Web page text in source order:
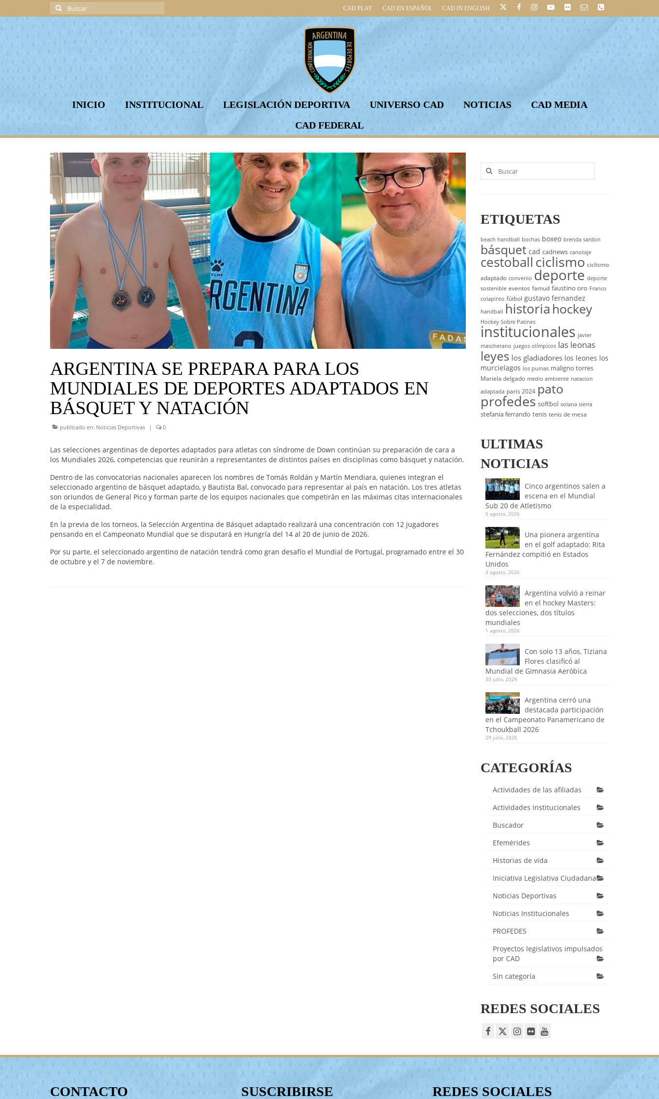
CAD PLAY CAD EN ESPAÑOL CAD IN ENGLISH
Buscar
por:
INICIO INSTITUCIONAL LEGISLACIÓN DEPORTIVA UNIVERSO CAD NOTICIAS
CAD MEDIA
CAD FEDERAL
ARGENTINA SE PREPARA PARA LOS
MUNDIALES DE DEPORTES ADAPTADOS EN
BÁSQUET Y NATACIÓN
publicado en: Noticias Deportivas | 0
Las selecciones argentinas de deportes adaptados para atletas con síndrome de Down continúan su preparación de cara a
los Mundiales 2026, competencias que reunirán a representantes de distintos países en disciplinas como básquet y natación.
Dentro de las convocatorias nacionales aparecen los nombres de Tomás Roldán y Martín Mendiara, quienes integran el
seleccionado argentino de básquet adaptado, y Bautista Bal, convocado para representar al país en natación. Los tres atletas
son oriundos de General Pico y forman parte de los equipos nacionales que competirán en las máximas citas internacionales
de la especialidad.
En la previa de los torneos, la Selección Argentina de Básquet adaptado realizará una concentración con 12 jugadores
pensando en el Campeonato Mundial que se disputará en Hungría del 14 al 20 de junio de 2026.
Por su parte, el seleccionado argentino de natación tendrá como gran desafío el Mundial de Portugal, programado entre el 30
de octubre y el 7 de noviembre.
Buscar
por:
ETIQUETAS
beach handball bochas boxeo brenda sardon
básquet cad cadnews canotaje
cestoballciclismo ciclismo
adaptado convenio deporte deporte
sostenible eventos famud faustino oro Franco
colapinto fútbol gustavo fernandez
handball historia hockey
Hockey Sobre Patines
institucionales javier
mascherano juegos olímpicos las leonas
leyes los gladiadores los leones los
murcielagos los pumas maligno torres
Mariela delgado medio ambiente natacion
adaptada paris 2024 pato
profedes softbol solana sierra
stefania ferrando tenis tenis de mesa
ULTIMAS
NOTICIAS
Cinco argentinos salen a
escena en el Mundial
Sub 20 de Atletismo
5 agosto, 2026
Una pionera argentina
en el golf adaptado: Rita
Fernández compitió en Estados
Unidos
3 agosto, 2026
Argentina volvió a reinar
en el hockey Masters:
dos selecciones, dos títulos
mundiales
1 agosto, 2026
Con solo 13 años, Tiziana
Flores clasificó al
Mundial de Gimnasia Aeróbica
30 julio, 2026
Argentina cerró una
destacada participación
en el Campeonato Panamericano de
Tchoukball 2026
29 julio, 2026
CATEGORÍAS
Actividades de las afiliadas
Actividades institucionales
Buscador
Efemérides
Historias de vida
Iniciativa Legislativa Ciudadana
Noticias Deportivas
Noticias Institucionales
PROFEDES
Proyectos legislativos impulsados
por CAD
Sin categoría
REDES SOCIALES
CONTACTO SUSCRIBIRSE REDES SOCIALES